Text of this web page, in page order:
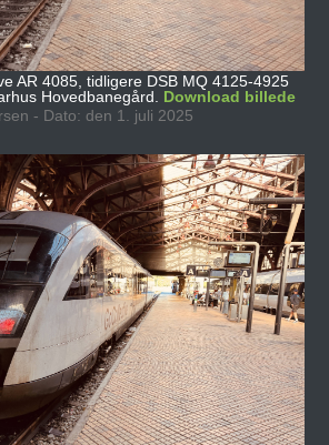
AR 4085, tidligere DSB MQ 4125-4925
Hovedbanegård. Download billede
- Dato: den 1. juli 2025